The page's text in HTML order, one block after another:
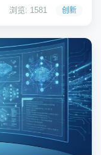
算相结合的技术
浏览: 1581 创新